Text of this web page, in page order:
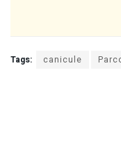
Tags: canicule